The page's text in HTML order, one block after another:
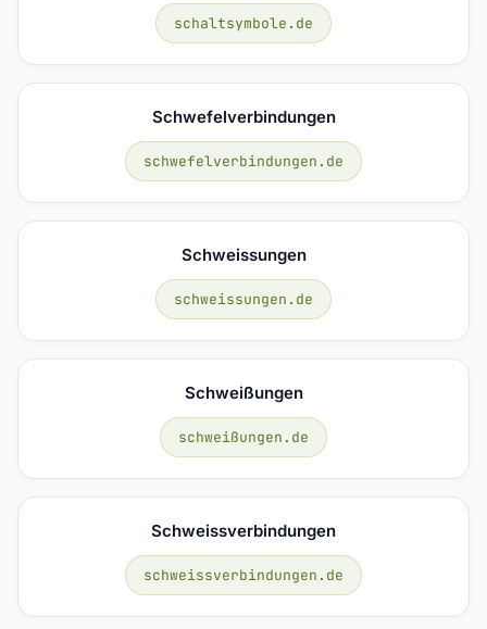
schaltsymbole.de
Schwefelverbindungen
schwefelverbindungen.de
Schweissungen
schweissungen.de
Schweißungen
schweißungen.de
Schweissverbindungen
schweissverbindungen.de